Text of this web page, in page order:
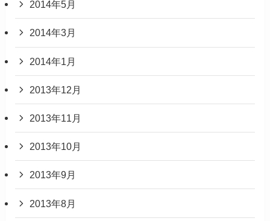
2014年5月
2014年3月
2014年1月
2013年12月
2013年11月
2013年10月
2013年9月
2013年8月